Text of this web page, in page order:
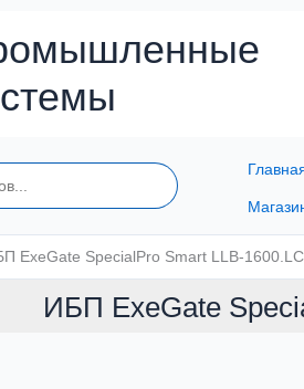
ExeGate SpecialPro Smart LLB-
ИБП ExeGate